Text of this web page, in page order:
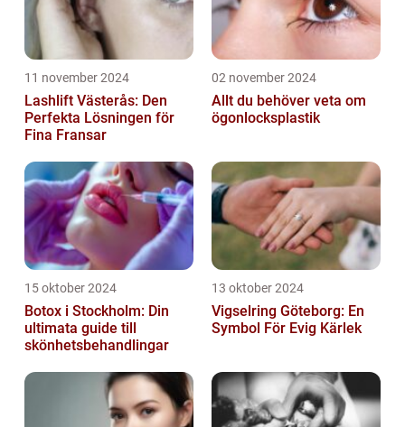
11 november 2024
Lashlift Västerås: Den
Perfekta Lösningen för
Fina Fransar
02 november 2024
Allt du behöver veta om
ögonlocksplastik
15 oktober 2024
Botox i Stockholm: Din
ultimata guide till
skönhetsbehandlingar
13 oktober 2024
Vigselring Göteborg: En
Symbol För Evig Kärlek